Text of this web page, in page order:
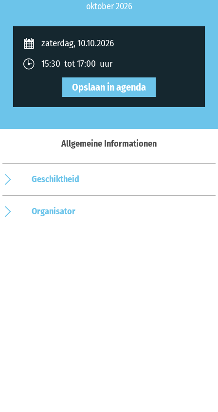
oktober 2026
zaterdag, 10.10.2026
15:30 tot 17:00 uur
Opslaan in agenda
Allgemeine Informationen
Geschiktheid
Organisator